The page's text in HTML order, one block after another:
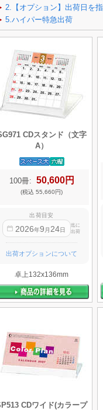
CDスタンド（文字
A）
100冊: 50,600円
(税込 55,660円)
出荷目安
2026年9 月24日
迄に
出荷
出荷オプションについて
卓上132x136mm
CDワイド(カラープ